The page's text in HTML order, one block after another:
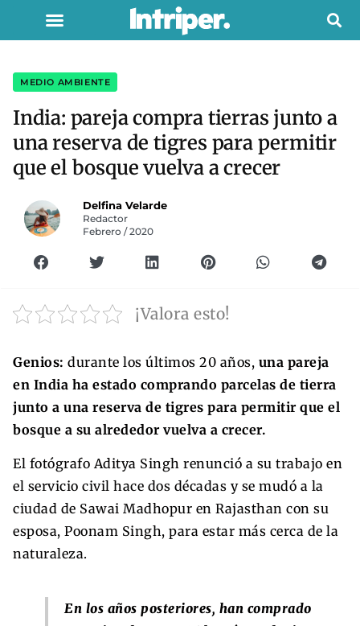
MEDIO AMBIENTE
India: pareja compra tierras junto a
una reserva de tigres para permitir
que el bosque vuelva a crecer
Delfina Velarde
Redactor
Febrero / 2020
¡Valora esto!
Genios: durante los últimos 20 años, una pareja
en India ha estado comprando parcelas de tierra
junto a una reserva de tigres para permitir que el
bosque a su alrededor vuelva a crecer.
El fotógrafo Aditya Singh renunció a su trabajo en
el servicio civil hace dos décadas y se mudó a la
ciudad de Sawai Madhopur en Rajasthan con su
esposa, Poonam Singh, para estar más cerca de la
naturaleza.
En los años posteriores, han comprado